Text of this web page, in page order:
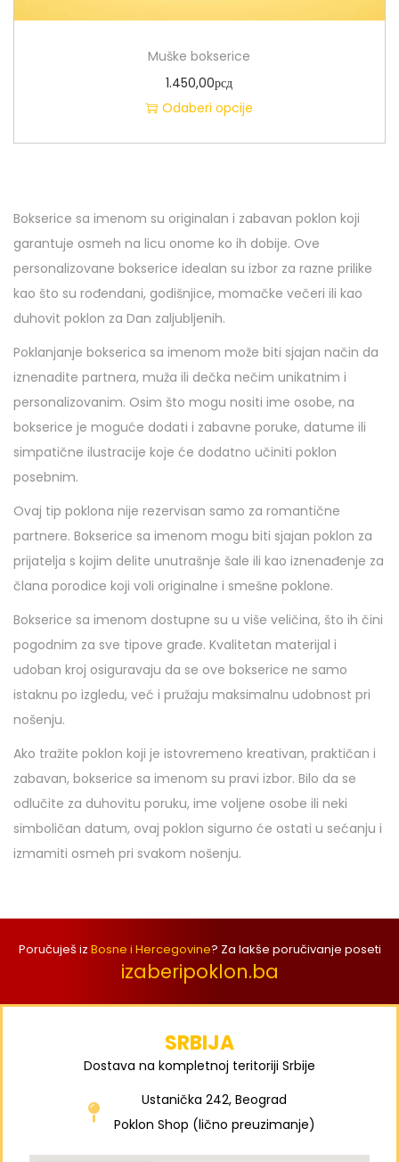
Muške bokserice
1.450,00рсд
Odaberi opcije
Bokserice sa imenom su originalan i zabavan poklon koji
garantuje osmeh na licu onome ko ih dobije. Ove
personalizovane bokserice idealan su izbor za razne prilike
kao što su rođendani, godišnjice, momačke večeri ili kao
duhovit poklon za Dan zaljubljenih.
Poklanjanje bokserica sa imenom može biti sjajan način da
iznenadite partnera, muža ili dečka nečim unikatnim i
personalizovanim. Osim što mogu nositi ime osobe, na
bokserice je moguće dodati i zabavne poruke, datume ili
simpatične ilustracije koje će dodatno učiniti poklon
posebnim.
Ovaj tip poklona nije rezervisan samo za romantične
partnere. Bokserice sa imenom mogu biti sjajan poklon za
prijatelja s kojim delite unutrašnje šale ili kao iznenađenje za
člana porodice koji voli originalne i smešne poklone.
Bokserice sa imenom dostupne su u više veličina, što ih čini
pogodnim za sve tipove građe. Kvalitetan materijal i
udoban kroj osiguravaju da se ove bokserice ne samo
istaknu po izgledu, već i pružaju maksimalnu udobnost pri
nošenju.
Ako tražite poklon koji je istovremeno kreativan, praktičan i
zabavan, bokserice sa imenom su pravi izbor. Bilo da se
odlučite za duhovitu poruku, ime voljene osobe ili neki
simboličan datum, ovaj poklon sigurno će ostati u sećanju i
izmamiti osmeh pri svakom nošenju.
Poručuješ iz Bosne i Hercegovine? Za lakše poručivanje poseti
izaberipoklon.ba
SRBIJA
Dostava na kompletnoj teritoriji Srbije
Ustanička 242, Beograd
Poklon Shop (lično preuzimanje)